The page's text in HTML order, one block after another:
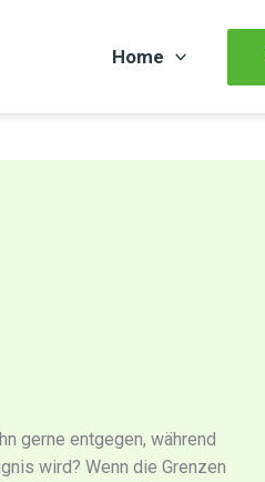
Home
gerne entgegen, während
wird? Wenn die Grenzen